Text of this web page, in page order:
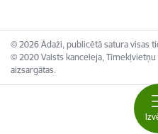
© 2026 Ādaži, publicētā satura visas
© 2020 Valsts kanceleja,
aizsargātas.